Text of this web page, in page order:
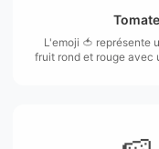
Tomate
L'emoji 🍅 représente
fruit rond et rouge avec